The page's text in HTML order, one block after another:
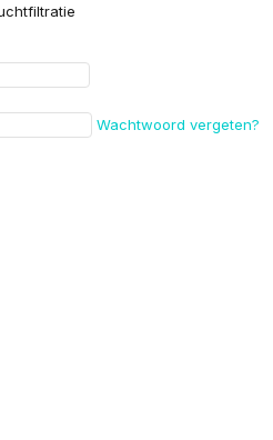
Wachtwoord vergeten?